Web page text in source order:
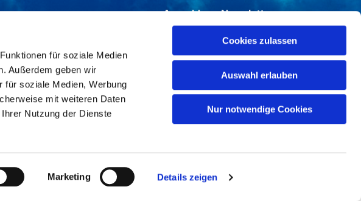
für soziale Medien
Außerdem geben wir
für soziale Medien, Werbung
mit weiteren Daten
Nutzung der Dienste
Marketing Details zeigen
Cookies zulassen
Auswahl erlauben
Nur notwendige Cookies
Anmeldung Newsletter
ChurchDesk-Login